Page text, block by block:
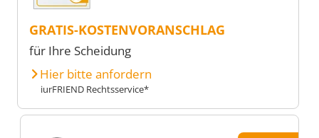
GRATIS-KOSTENVORANSCHLAG
für Ihre Scheidung
Hier bitte anfordern
iurFRIEND Rechtsservice*